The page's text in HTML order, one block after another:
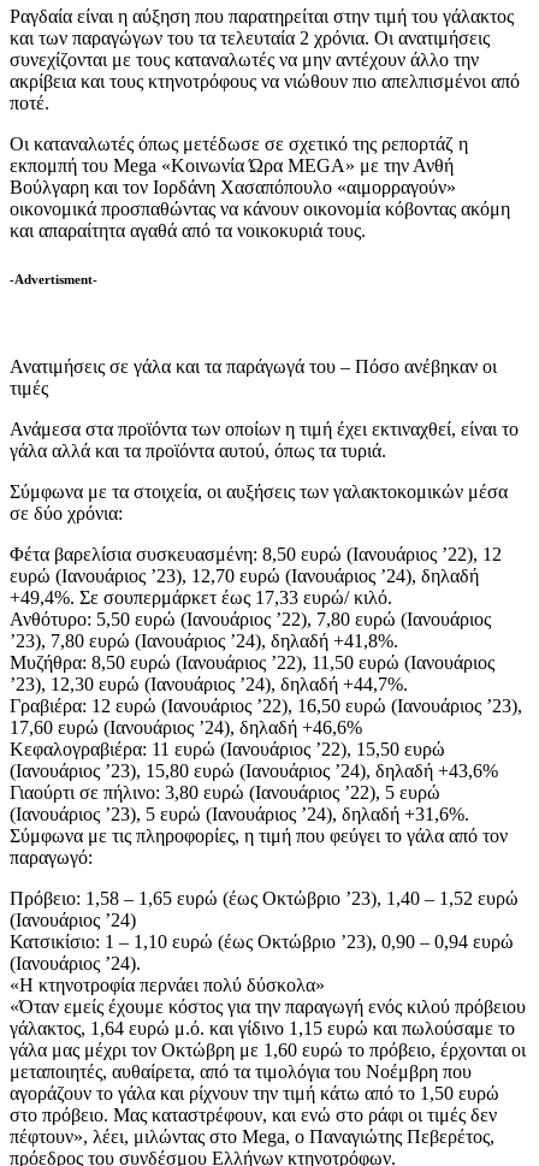
Ραγδαία είναι η αύξηση που παρατηρείται στην τιμή του γάλακτος
και των παραγώγων του τα τελευταία 2 χρόνια. Οι ανατιμήσεις
συνεχίζονται με τους καταναλωτές να μην αντέχουν άλλο την
ακρίβεια και τους κτηνοτρόφους να νιώθουν πιο απελπισμένοι από
ποτέ.
Οι καταναλωτές όπως μετέδωσε σε σχετικό της ρεπορτάζ η
εκπομπή του Mega «Κοινωνία Ώρα MEGA» με την Ανθή
Βούλγαρη και τον Ιορδάνη Χασαπόπουλο «αιμορραγούν»
οικονομικά προσπαθώντας να κάνουν οικονομία κόβοντας ακόμη
και απαραίτητα αγαθά από τα νοικοκυριά τους.
-Advertisment-
Ανατιμήσεις σε γάλα και τα παράγωγά του – Πόσο ανέβηκαν οι
τιμές
Ανάμεσα στα προϊόντα των οποίων η τιμή έχει εκτιναχθεί, είναι το
γάλα αλλά και τα προϊόντα αυτού, όπως τα τυριά.
Σύμφωνα με τα στοιχεία, οι αυξήσεις των γαλακτοκομικών μέσα
σε δύο χρόνια:
Φέτα βαρελίσια συσκευασμένη: 8,50 ευρώ (Ιανουάριος ’22), 12
ευρώ (Ιανουάριος ’23), 12,70 ευρώ (Ιανουάριος ’24), δηλαδή
+49,4%. Σε σουπερμάρκετ έως 17,33 ευρώ/ κιλό.
Ανθότυρο: 5,50 ευρώ (Ιανουάριος ’22), 7,80 ευρώ (Ιανουάριος
’23), 7,80 ευρώ (Ιανουάριος ’24), δηλαδή +41,8%.
Μυζήθρα: 8,50 ευρώ (Ιανουάριος ’22), 11,50 ευρώ (Ιανουάριος
’23), 12,30 ευρώ (Ιανουάριος ’24), δηλαδή +44,7%.
Γραβιέρα: 12 ευρώ (Ιανουάριος ’22), 16,50 ευρώ (Ιανουάριος ’23),
17,60 ευρώ (Ιανουάριος ’24), δηλαδή +46,6%
Κεφαλογραβιέρα: 11 ευρώ (Ιανουάριος ’22), 15,50 ευρώ
(Ιανουάριος ’23), 15,80 ευρώ (Ιανουάριος ’24), δηλαδή +43,6%
Γιαούρτι σε πήλινο: 3,80 ευρώ (Ιανουάριος ’22), 5 ευρώ
(Ιανουάριος ’23), 5 ευρώ (Ιανουάριος ’24), δηλαδή +31,6%.
Σύμφωνα με τις πληροφορίες, η τιμή που φεύγει το γάλα από τον
παραγωγό:
Πρόβειο: 1,58 – 1,65 ευρώ (έως Οκτώβριο ’23), 1,40 – 1,52 ευρώ
(Ιανουάριος ’24)
Κατσικίσιο: 1 – 1,10 ευρώ (έως Οκτώβριο ’23), 0,90 – 0,94 ευρώ
(Ιανουάριος ’24).
«Η κτηνοτροφία περνάει πολύ δύσκολα»
«Όταν εμείς έχουμε κόστος για την παραγωγή ενός κιλού πρόβειου
γάλακτος, 1,64 ευρώ μ.ό. και γίδινο 1,15 ευρώ και πωλούσαμε το
γάλα μας μέχρι τον Οκτώβρη με 1,60 ευρώ το πρόβειο, έρχονται οι
μεταποιητές, αυθαίρετα, από τα τιμολόγια του Νοέμβρη που
αγοράζουν το γάλα και ρίχνουν την τιμή κάτω από το 1,50 ευρώ
στο πρόβειο. Μας καταστρέφουν, και ενώ στο ράφι οι τιμές δεν
πέφτουν», λέει, μιλώντας στο Mega, o Παναγιώτης Πεβερέτος,
πρόεδρος του συνδέσμου Ελλήνων κτηνοτρόφων.